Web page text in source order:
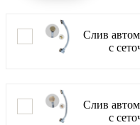
Слив
с
Слив
с